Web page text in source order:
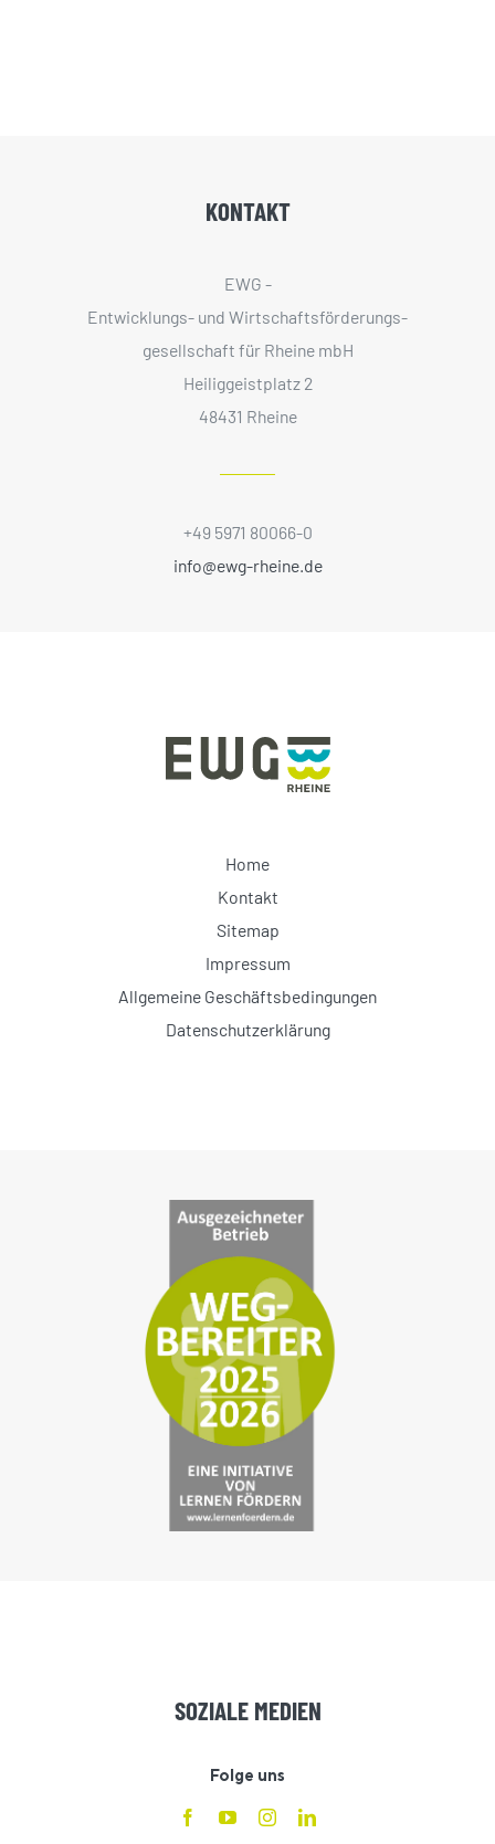
KONTAKT
EWG -
Entwicklungs- und Wirtschaftsförderungs­
gesellschaft für Rheine mbH
Heiliggeistplatz 2
48431 Rheine
+49 5971 80066-0
info@ewg-rheine.de
Home
Kontakt
Sitemap
Impressum
Allgemeine Geschäftsbedingungen
Datenschutzerklärung
SOZIALE MEDIEN
Folge uns